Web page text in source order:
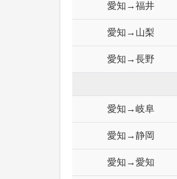
愛知→福井
愛知→山梨
愛知→長野
愛知→岐阜
愛知→静岡
愛知→愛知